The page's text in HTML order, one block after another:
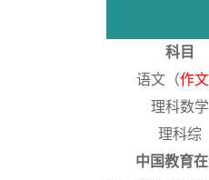
科目
语文（作文
理科数学
理科综
中国教育